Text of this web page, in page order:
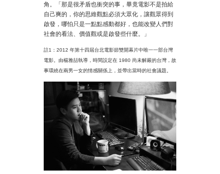
角。「那是很矛盾也衝突的事，畢竟電影不是拍給
自己爽的，你的思維觀點必須大眾化，讓觀眾得到
啟發，哪怕只是一點點感動都好，也能改變人們對
社會的看法、價值觀或是啟發些什麼。」
註1：2012 年第十四屆台北電影節雙開幕片中唯一一部台灣
電影。由楊雅喆執導，時間設定在 1980 尚未解嚴的台灣，故
事環繞在兩男一女的情感關係上，並帶出當時的社會議題。